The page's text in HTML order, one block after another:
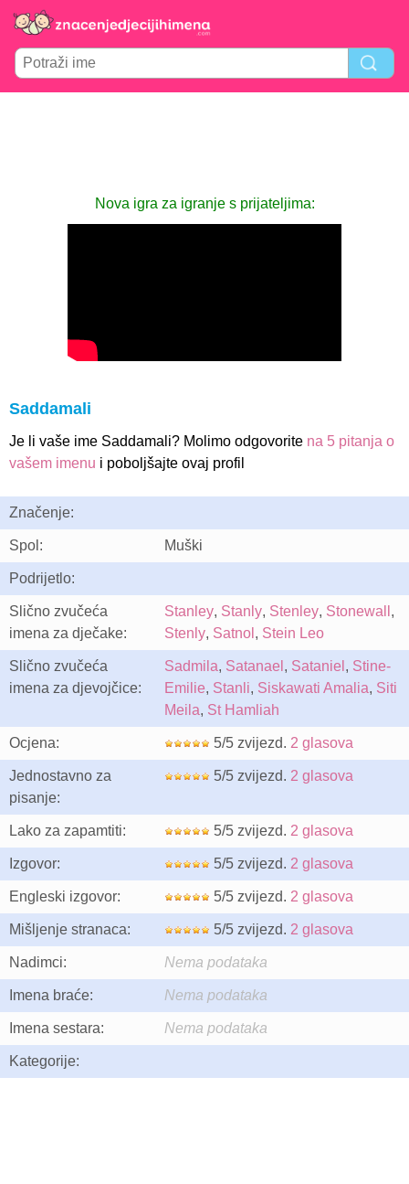
Nova igra za igranje s prijateljima:
Saddamali
Je li vaše ime Saddamali? Molimo odgovorite na 5 pitanja o
vašem imenu i poboljšajte ovaj profil
Značenje:
Spol: Muški
Podrijetlo:
Slično zvučeća
imena za dječake:
Stanley, Stanly, Stenley, Stonewall ,
Stenly, Satnol , Stein Leo
Slično zvučeća
imena za djevojčice:
Sadmila, Satanael , Sataniel , Stine-
Emilie, Stanli, Siskawati Amalia, Siti
Meila, St Hamliah
Ocjena: 5/5 zvijezd. 2 glasova
Jednostavno za
pisanje:
5/5 zvijezd. 2 glasova
Lako za zapamtiti: 5/5 zvijezd. 2 glasova
Izgovor: 5/5 zvijezd. 2 glasova
Engleski izgovor: 5/5 zvijezd. 2 glasova
Mišljenje stranaca: 5/5 zvijezd. 2 glasova
Nadimci: Nema podataka
Imena braće: Nema podataka
Imena sestara: Nema podataka
Kategorije: